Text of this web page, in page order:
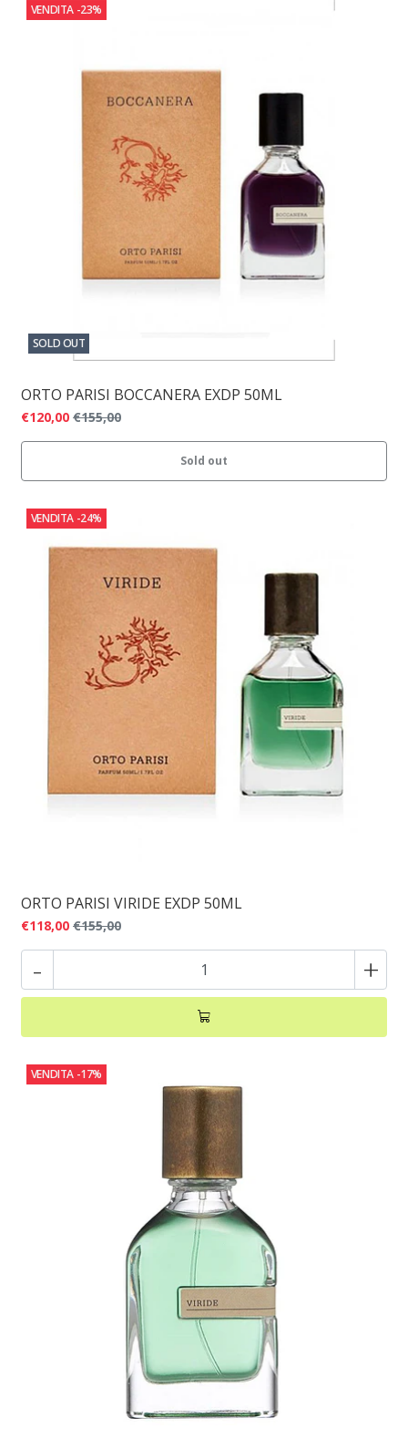
VENDITA -23%
SOLD OUT
ORTO PARISI BOCCANERA EXDP 50ML
€120,00 €155,00
Sold out
VENDITA -24%
ORTO PARISI VIRIDE EXDP 50ML
€118,00 €155,00
- +
VENDITA -17%